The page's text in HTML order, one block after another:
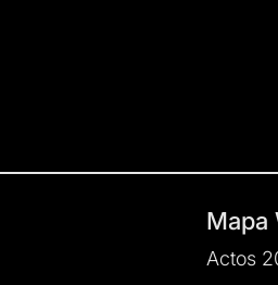
Mapa
Actos